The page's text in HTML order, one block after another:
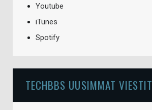
Youtube
iTunes
Spotify
TECHBBS UUSIMMAT VIESTIT